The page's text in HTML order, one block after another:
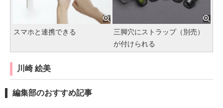
スマホと連携できる
三脚穴にストラップ（別売）
が付けられる
川崎 絵美
編集部のおすすめ記事